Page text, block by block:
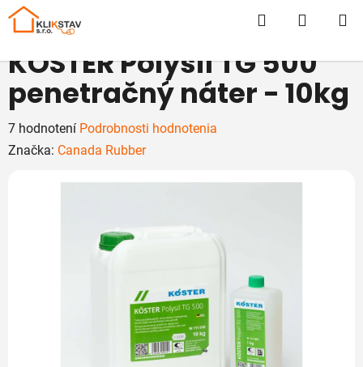
Prejsť
Hľadať
KÖSTER Polysil TG 500
penetračný náter - 10kg
Priemerné
hodnotenie
7 hodnotení Podrobnosti hodnotenia
Značka: Canada Rubber